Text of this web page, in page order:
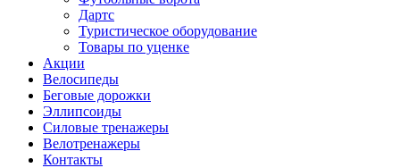
Дартс
Туристическое оборудование
Товары по уценке
Акции
Велосипеды
Беговые дорожки
Эллипсоиды
Силовые тренажеры
Велотренажеры
Контакты